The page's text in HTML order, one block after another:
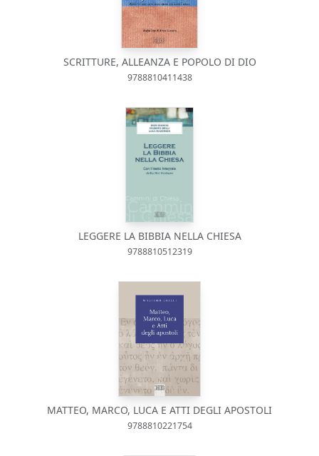
SCRITTURE, ALLEANZA E POPOLO DI DIO
9788810411438
LEGGERE LA BIBBIA NELLA CHIESA
9788810512319
MATTEO, MARCO, LUCA E ATTI DEGLI APOSTOLI
9788810221754